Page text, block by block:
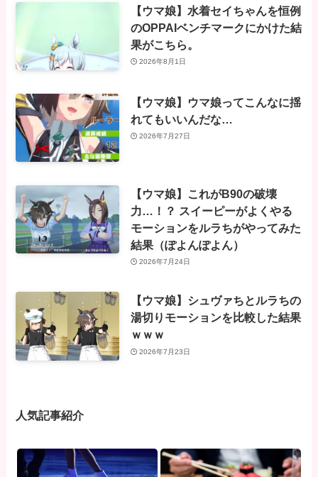
【ウマ娘】水着セイちゃんを恒例
のOPPAIベンチマークにかけた結
果がこちら。
2026年8月1日
【ウマ娘】ウマ娘ってこんなに揺
れてもいいんだな…
2026年7月27日
【ウマ娘】これがB90の破壊
力…！？ スイーピーがよくやる
モーションをルラちがやってみた
結果（ぽよんぽよん）
2026年7月24日
【ウマ娘】シュヴァちとルラちの
湯切りモーションを比較した結果
ｗｗｗ
2026年7月23日
人気記事紹介